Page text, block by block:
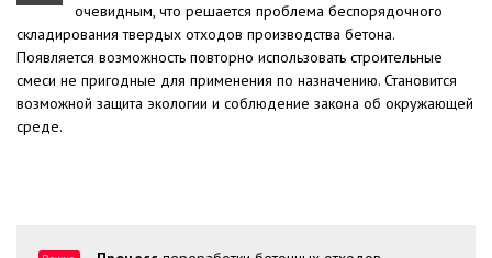
очевидным, что решается проблема беспорядочного
складирования твердых отходов производства бетона.
Появляется возможность повторно использовать строительные
смеси не пригодные для применения по назначению. Становится
возможной защита экологии и соблюдение закона об окружающей
среде.